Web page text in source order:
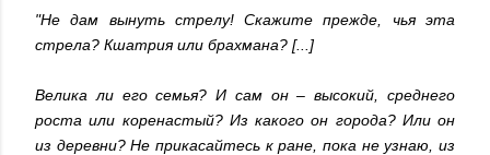
"Не дам вынуть стрелу! Скажите прежде, чья эта
стрела? Кшатрия или брахмана? [...]
Велика ли его семья? И сам он – высокий, среднего
роста или коренастый? Из какого он города? Или он
из деревни? Не прикасайтесь к ране, пока не узнаю, из